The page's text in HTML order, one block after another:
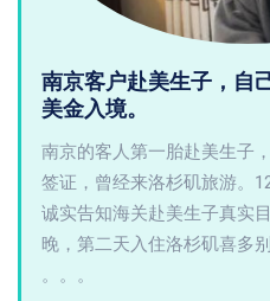
南京客户赴美生子，自
美金入境。
南京的客人第一胎赴美生子
签证，曾经来洛杉矶旅游。
诚实告知海关赴美生子真实
晚，第二天入住洛杉矶喜多
。。。